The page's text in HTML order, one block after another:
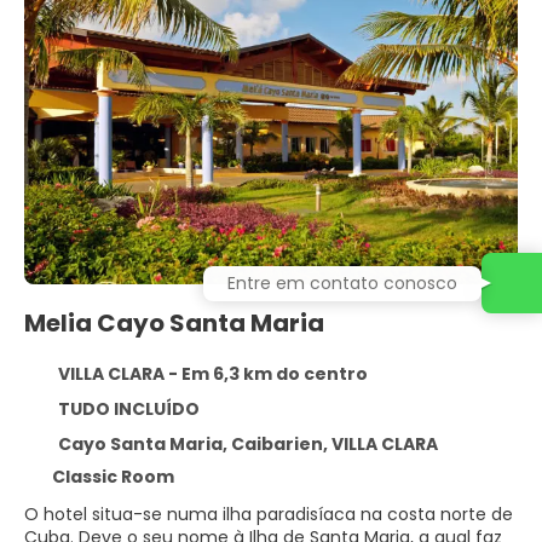
Melia Cayo Santa Maria
VILLA CLARA - Em 6,3 km do centro
TUDO INCLUÍDO
Cayo Santa Maria, Caibarien, VILLA CLARA
Classic Room
O hotel situa-se numa ilha paradisíaca na costa norte de
Entre em contato conosco